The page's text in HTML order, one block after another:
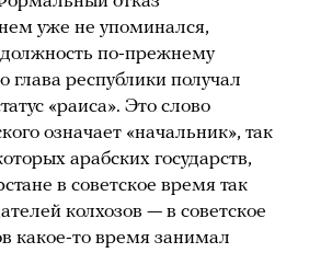
уже не упоминался,
по-прежнему
глава республики получал
«раиса». Это слово
означает «начальник», так
арабских государств,
в советское время так
колхозов — в советское
какое-то время занимал